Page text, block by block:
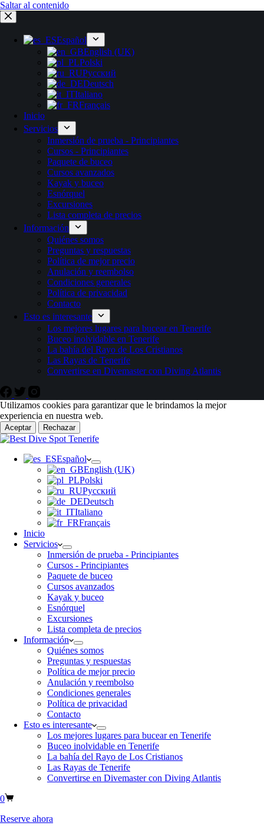
Saltar al contenido
Español
English (UK)
Polski
Русский
Deutsch
Italiano
Français
Inicio
Servicios
Inmersión de prueba - Principiantes
Cursos - Principiantes
Paquete de buceo
Cursos avanzados
Kayak y buceo
Esnórquel
Excursiones
Lista completa de precios
Información
Quiénes somos
Preguntas y respuestas
Política de mejor precio
Anulación y reembolso
Condiciones generales
Política de privacidad
Contacto
Esto es interesante
Los mejores lugares para bucear en Tenerife
Buceo inolvidable en Tenerife
La bahía del Rayo de Los Cristianos
Las Rayas de Tenerife
Convertirse en Divemaster con Diving Atlantis
Utilizamos cookies para garantizar que le brindamos la mejor
experiencia en nuestra web.
Aceptar Rechazar
Español
English (UK)
Polski
Русский
Deutsch
Italiano
Français
Inicio
Servicios
Inmersión de prueba - Principiantes
Cursos - Principiantes
Paquete de buceo
Cursos avanzados
Kayak y buceo
Esnórquel
Excursiones
Lista completa de precios
Información
Quiénes somos
Preguntas y respuestas
Política de mejor precio
Anulación y reembolso
Condiciones generales
Política de privacidad
Contacto
Esto es interesante
Los mejores lugares para bucear en Tenerife
Buceo inolvidable en Tenerife
La bahía del Rayo de Los Cristianos
Las Rayas de Tenerife
Convertirse en Divemaster con Diving Atlantis
0
Reserve ahora